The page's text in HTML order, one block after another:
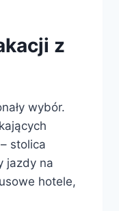
z
wybór.
stolica
jazdy na
hotele,